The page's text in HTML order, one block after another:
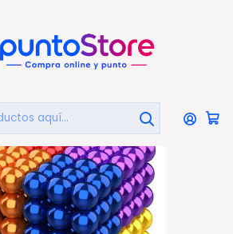
JUEGOS
Juegos de Creación y Diseño
Magnetico De 216 Bolitas 3mm